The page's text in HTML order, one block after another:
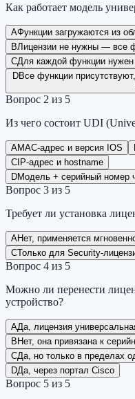
Как работает модель
AФункции загружаются из
BЛицензии не нужны — все
CДля каждой функции
DВсе функции
Вопрос 2 из 5
Из чего состоит UDI
AMAC-адрес и версия IOS
C IP-адрес и hostname
DМодель + серийный номер
Вопрос 3 из 5
Требует ли установка
AНет, применяется
CТолько для Security-
Вопрос 4 из 5
Можно ли перенести
устройство?
AДа, лицензия
B Нет, она привязана к
CДа, но только в пределах
DДа, через портал Cisco
Вопрос 5 из 5